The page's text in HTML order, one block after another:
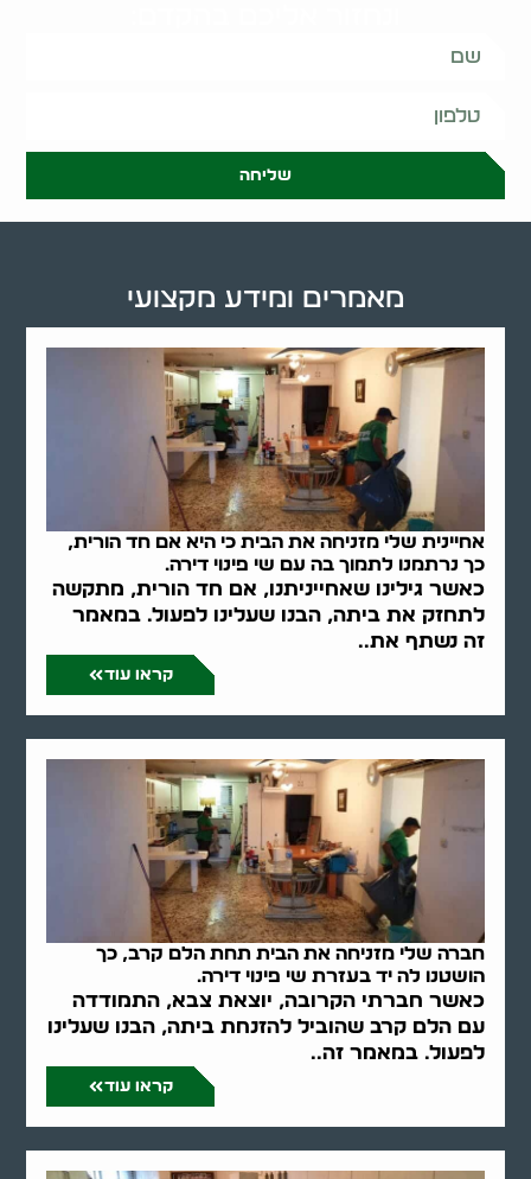
שליחה
אחיינית שלי מזניחה את הבית כי היא אם חד הורית,
כך נרתמנו לתמוך בה עם שי פינוי דירה.
כאשר גילינו שאחייניתנו, אם חד הורית, מתקשה
לתחזק את ביתה, הבנו שעלינו לפעול. במאמר
זה נשתף את..
קראו עוד
חברה שלי מזניחה את הבית תחת הלם קרב, כך
הושטנו לה יד בעזרת שי פינוי דירה.
כאשר חברתי הקרובה, יוצאת צבא, התמודדה
עם הלם קרב שהוביל להזנחת ביתה, הבנו שעלינו
לפעול. במאמר זה..
קראו עוד
מאמרים ומידע מקצועי